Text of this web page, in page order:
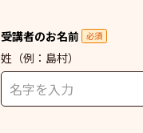
受講者のお名前 必須
姓 （例：島村）